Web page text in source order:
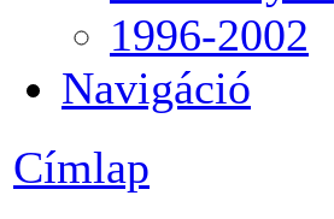
1996-2002
Navigáció
Címlap